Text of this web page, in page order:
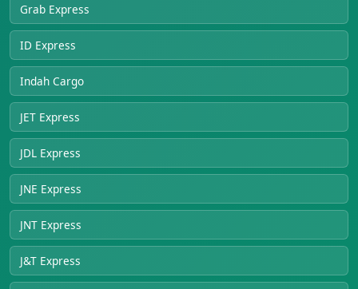
Grab Express
ID Express
Indah Cargo
JET Express
JDL Express
JNE Express
JNT Express
J&T Express